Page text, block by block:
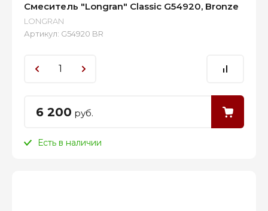
Смеситель "Longran" Classic G54920, Bronze
LONGRAN
Артикул: G54920 BR
6 200 руб.
Есть в наличии